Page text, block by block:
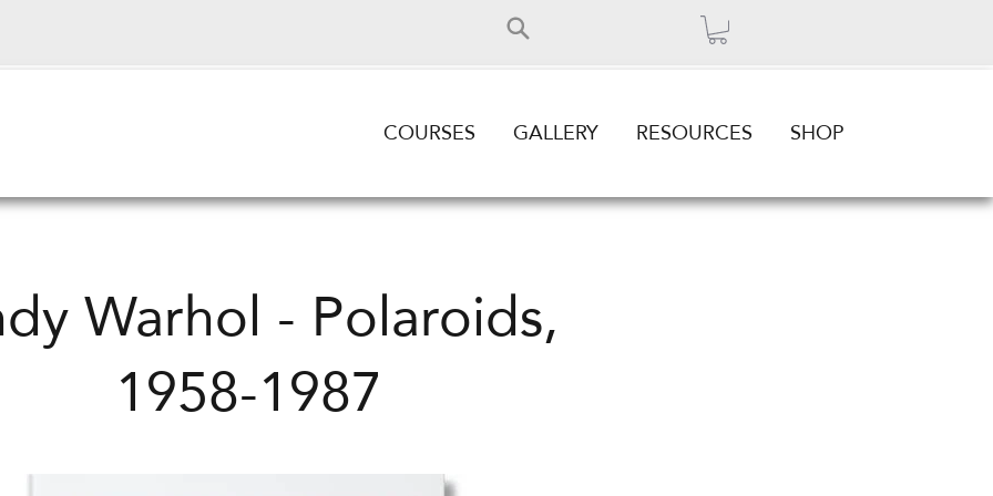
COURSES GALLERY RESOURCES SHOP
Warhol - Polaroids,
1958-1987